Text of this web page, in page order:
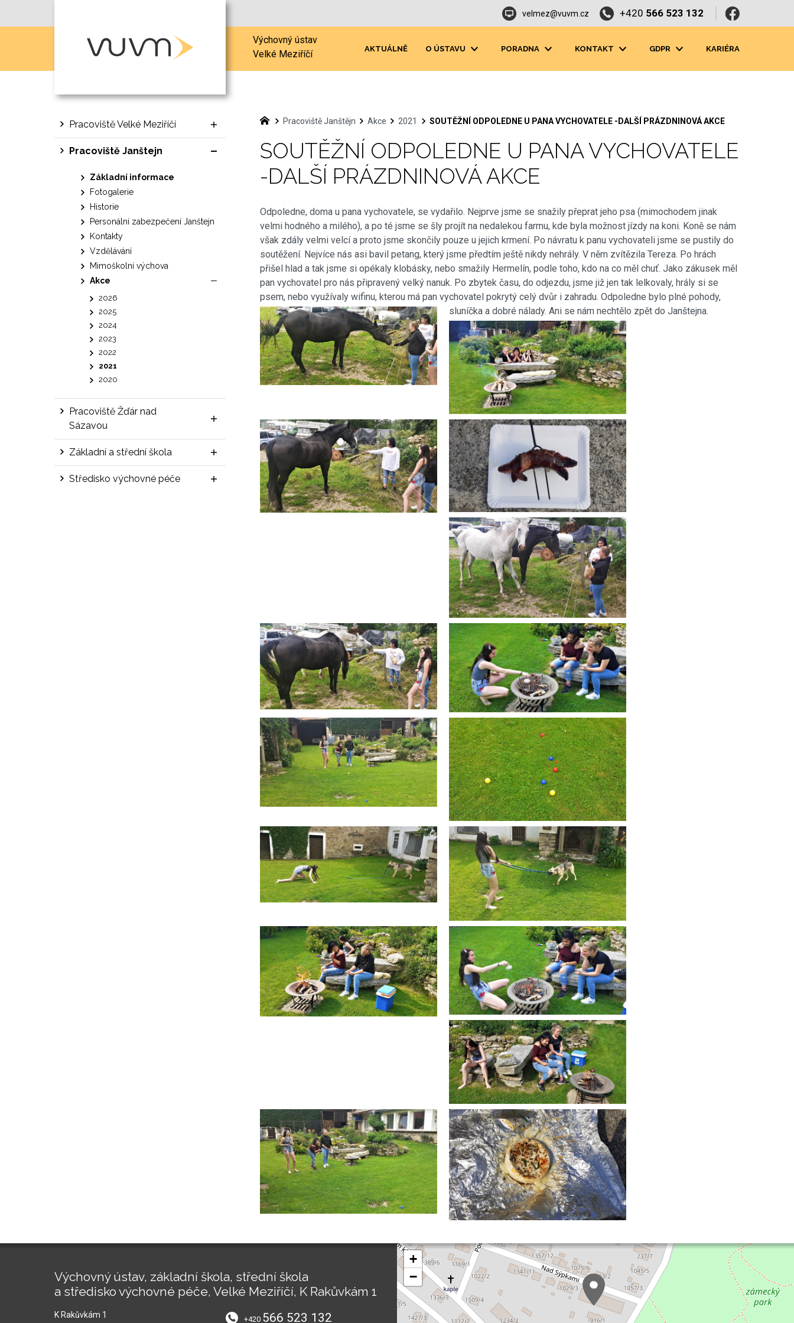
Výchovný ústav
Velké Meziříčí
velmez@vuvm.cz +420 566 523 132
AKTUÁLNĚ O ÚSTAVU PORADNA KONTAKT GDPR KARIÉRA
Pracoviště Velké Meziříčí
Pracoviště Janštejn
Základní informace
Fotogalerie
Historie
Personální zabezpečení Janštejn
Kontakty
Vzdělávání
Mimoškolní výchova
Akce
2026
2025
2024
2023
2022
2021
2020
Pracoviště Žďár nad
Sázavou
Základní a střední škola
Středisko výchovné péče
Pracoviště Janštějn Akce 2021 SOUTĚŽNÍ ODPOLEDNE U PANA VYCHOVATELE -DALŠÍ PRÁZDNINOVÁ AKCE
SOUTĚŽNÍ ODPOLEDNE U PANA VYCHOVATELE
-DALŠÍ PRÁZDNINOVÁ AKCE
Odpoledne, doma u pana vychovatele, se vydařilo. Nejprve jsme se snažily přeprat jeho psa (mimochodem jinak
velmi hodného a milého), a po té jsme se šly projít na nedalekou farmu, kde byla možnost jízdy na koni. Koně se nám
však zdály velmi velcí a proto jsme skončily pouze u jejich krmení. Po návratu k panu vychovateli jsme se pustily do
soutěžení. Nejvíce nás asi bavil petang, který jsme předtím ještě nikdy nehrály. V něm zvítězila Tereza. Po hrách
přišel hlad a tak jsme si opékaly klobásky, nebo smažily Hermelín, podle toho, kdo na co měl chuť. Jako zákusek měl
pan vychovatel pro nás připravený velký nanuk. Po zbytek času, do odjezdu, jsme již jen tak lelkovaly, hrály si se
psem, nebo využívaly wifinu, kterou má pan vychovatel pokrytý celý dvůr i zahradu. Odpoledne bylo plné pohody,
sluníčka a dobré nálady. Ani se nám nechtělo zpět do Janštejna.
Výchovný ústav, základní škola, střední škola
a středisko výchovné péče, Velké Meziříčí, K Rakůvkám 1
K Rakůvkám 1
+420 566 523 132
+
−